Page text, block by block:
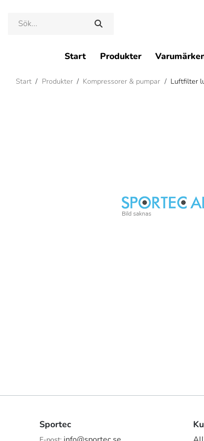
Start Produkter
Start / Produkter / Kompressorer & pumpar / Luftfilter
Sportec